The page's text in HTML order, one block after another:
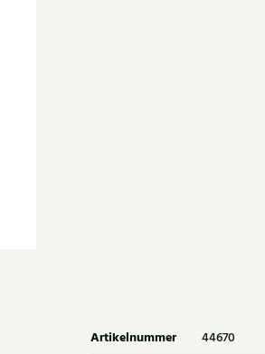
Artikelnummer 44670